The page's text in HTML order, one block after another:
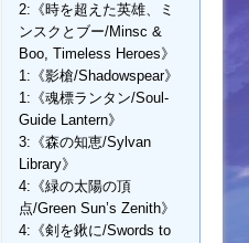
2:《時を超えた英雄、ミ
ンスクとブー/Minsc &
Boo, Timeless Heroes》
1:《影槍/Shadowspear》
1:《魂標ランタン/Soul-
Guide Lantern》
3:《森の知恵/Sylvan
Library》
4:《緑の太陽の頂
点/Green Sun’s Zenith》
4:《剣を鍬に/Swords to